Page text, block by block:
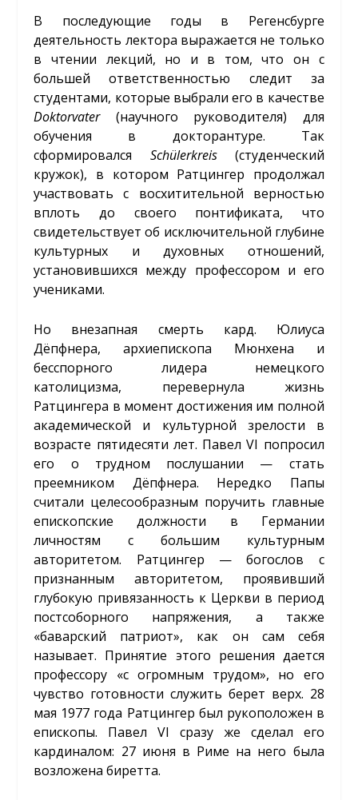
В последующие годы в Регенсбурге
деятельность лектора выражается не только
в чтении лекций, но и в том, что он с
большей ответственностью следит за
студентами, которые выбрали его в качестве
Doktorvater(научного руководителя) для
обучения в докторантуре. Так
сформировался Schülerkreis(студенческий
кружок), в котором Ратцингер продолжал
участвовать с восхитительной верностью
вплоть до своего понтификата, что
свидетельствует об исключительной глубине
культурных и духовных отношений,
установившихся между профессором и его
учениками.
Но внезапная смерть кард. Юлиуса
Дёпфнера, архиепископа Мюнхена и
бесспорного лидера немецкого
католицизма, перевернула жизнь
Ратцингера в момент достижения им полной
академической и культурной зрелости в
возрасте пятидесяти лет. Павел VI попросил
его о трудном послушании — стать
преемником Дёпфнера. Нередко Папы
считали целесообразным поручить главные
епископские должности в Германии
личностям с большим культурным
авторитетом. Ратцингер — богослов с
признанным авторитетом, проявивший
глубокую привязанность к Церкви в период
постсоборного напряжения, а также
«баварский патриот», как он сам себя
называет. Принятие этого решения дается
профессору «с огромным трудом», но его
чувство готовности служить берет верх. 28
мая 1977 года Ратцингер был рукоположен в
епископы. Павел VI сразу же сделал его
кардиналом: 27 июня в Риме на него была
возложена биретта.